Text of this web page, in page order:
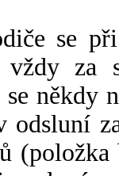
se
za
se někdy